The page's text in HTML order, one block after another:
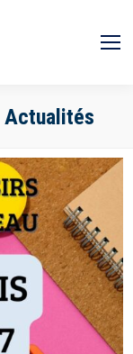
Actualités